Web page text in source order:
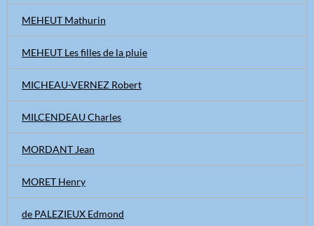
MEHEUT Mathurin
MEHEUT Les filles de la pluie
MICHEAU-VERNEZ Robert
MILCENDEAU Charles
MORDANT Jean
MORET Henry
de PALEZIEUX Edmond